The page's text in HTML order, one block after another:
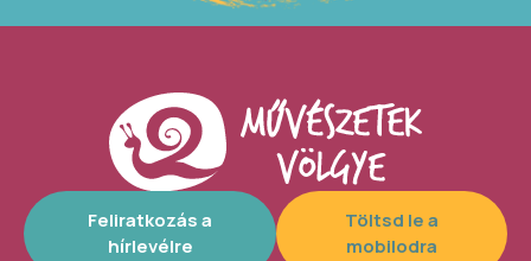
Feliratkozás a
hírlevélre
Töltsd le a
mobilodra